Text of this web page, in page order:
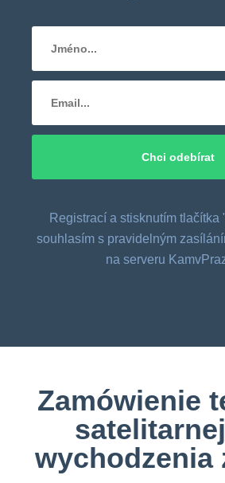
Registrací a stisknutím tlačítka
souhlasím s pravidelným
na serveru
Zamówienie
wychodzenia